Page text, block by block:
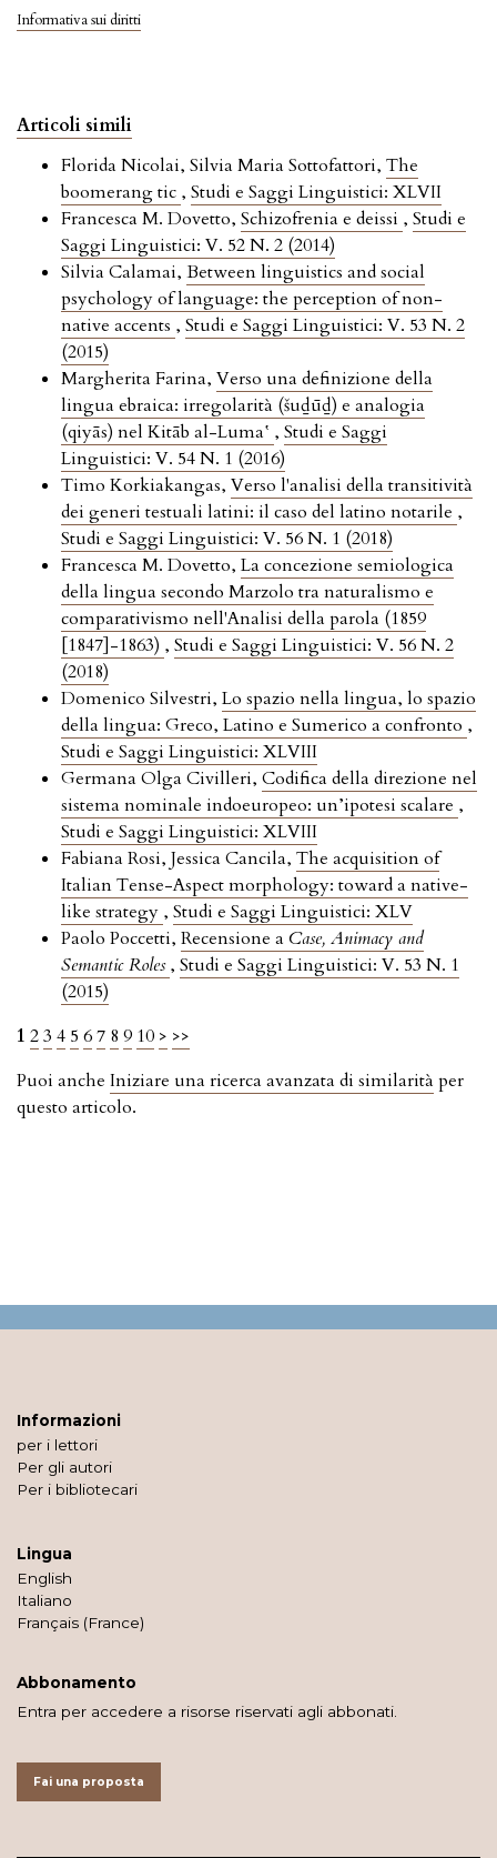
Informativa sui diritti
Articoli simili
Florida Nicolai, Silvia Maria Sottofattori, The
boomerang tic , Studi e Saggi Linguistici: XLVII
Francesca M. Dovetto, Schizofrenia e deissi , Studi e
Saggi Linguistici: V. 52 N. 2 (2014)
Silvia Calamai, Between linguistics and social
psychology of language: the perception of non-
native accents , Studi e Saggi Linguistici: V. 53 N. 2
(2015)
Margherita Farina, Verso una definizione della
lingua ebraica: irregolarità (šuḏūḏ) e analogia
(qiyās) nel Kitāb al-Luma‛ , Studi e Saggi
Linguistici: V. 54 N. 1 (2016)
Timo Korkiakangas, Verso l'analisi della transitività
dei generi testuali latini: il caso del latino notarile ,
Studi e Saggi Linguistici: V. 56 N. 1 (2018)
Francesca M. Dovetto, La concezione semiologica
della lingua secondo Marzolo tra naturalismo e
comparativismo nell'Analisi della parola (1859
[1847]-1863) , Studi e Saggi Linguistici: V. 56 N. 2
(2018)
Domenico Silvestri, Lo spazio nella lingua, lo spazio
della lingua: Greco, Latino e Sumerico a confronto ,
Studi e Saggi Linguistici: XLVIII
Germana Olga Civilleri, Codifica della direzione nel
sistema nominale indoeuropeo: un’ipotesi scalare ,
Studi e Saggi Linguistici: XLVIII
Fabiana Rosi, Jessica Cancila, The acquisition of
Italian Tense-Aspect morphology: toward a native-
like strategy , Studi e Saggi Linguistici: XLV
Paolo Poccetti, Recensione a Case, Animacy and
Semantic Roles , Studi e Saggi Linguistici: V. 53 N. 1
(2015)
1 23 4 5 67 8 9 10 > >>
Puoi anche Iniziare una ricerca avanzata di similarità per
questo articolo.
Informazioni
per i lettori
Per gli autori
Per i bibliotecari
Lingua
English
Italiano
Français (France)
Abbonamento
Entra per accedere a risorse riservati agli abbonati.
Fai una proposta